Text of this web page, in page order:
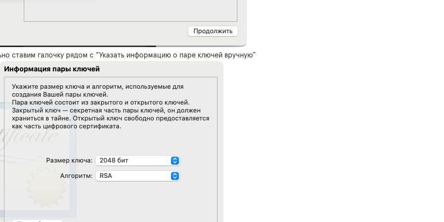
ставим галочку рядом с “Указать информацию о паре ключей вручную”